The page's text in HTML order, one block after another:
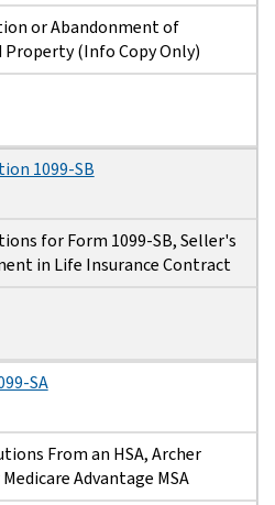
or Abandonment of
Property (Info Copy Only)
1099-SB
for Form 1099-SB, Seller's
in Life Insurance Contract
SA
From an HSA, Archer
Medicare Advantage MSA